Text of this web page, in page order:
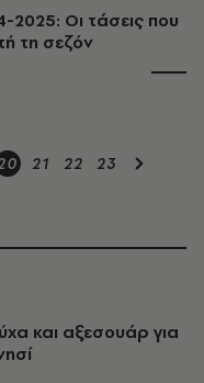
2025: Οι τάσεις που
τη σεζόν
21 22 23
και αξεσουάρ για